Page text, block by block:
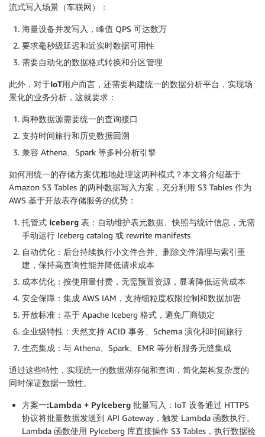
流式写入场景（车联网）：
海量设备并发写入，峰值 QPS 可达数万
要求毫秒级延迟和近实时数据可用性
需要自动化的数据格式转换和分区管理
此外，对于IoT用户而言，还需要构建统一的数据分析平台，实现场
景化的业务分析，这就要求：
两种数据源需要统一的查询接口
支持时间旅行和历史数据回溯
兼容 Athena、Spark 等多种分析引擎
如何用统一的存储方案优雅地处理这两种模式？本文将介绍基于
Amazon S3 Tables 的两种数据写入方案，充分利用 S3 Tables 作为
AWS 基于开放表存储服务的优势：
托管式 Iceberg 表 ：自动维护表元数据、快照与统计信息，无需
手动运行 Iceberg catalog 或 rewrite manifests
自动优化 ：后台持续执行小文件合并、删除文件清理与索引重
建，保持高查询性能并降低请求成本
成本优化 ：按使用量付费，无需预置资源，显著降低运营成本
安全保障 ：集成 AWS IAM，支持细粒度权限控制和数据加密
开放标准 ：基于 Apache Iceberg 格式，避免厂商锁定
企业级特性 ：天然支持 ACID 事务、Schema 演化和时间旅行
生态集成 ：与 Athena、Spark、EMR 等分析服务无缝集成
通过这些特性，实现统一的数据湖存储和查询，简化架构复杂度的
同时保证数据一致性。
方案一:Lambda + PyIceberg 批量写入 ：IoT 设备通过 HTTPS
协议将批量数据发送到 API Gateway，触发 Lambda 函数执行。
Lambda 函数使用 PyIceberg 库直接操作 S3 Tables，执行数据验